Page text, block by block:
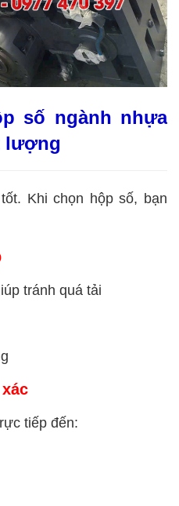
số ngành nhựa
lượng
Khi chọn hộp số, bạn
tránh quá tải
tiếp đến: